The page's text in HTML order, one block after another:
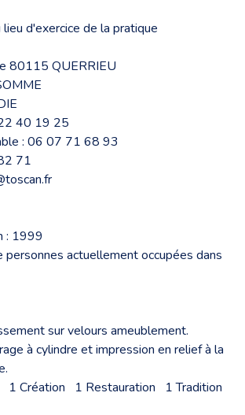
d'exercice de la pratique
80115 QUERRIEU
40 19 25
: 06 07 71 68 93
71
: 1999
actuellement occupées dans
sur velours ameublement.
à cylindre et impression en relief à la
1 Création 1 Restauration 1 Tradition